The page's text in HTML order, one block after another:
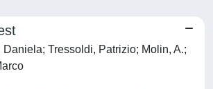
Tressoldi, Patrizio; Molin, A.;